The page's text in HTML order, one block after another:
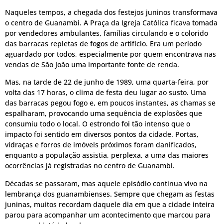
Naqueles tempos, a chegada dos festejos juninos transformava
o centro de Guanambi. A Praça da Igreja Católica ficava tomada
por vendedores ambulantes, famílias circulando e o colorido
das barracas repletas de fogos de artifício. Era um período
aguardado por todos, especialmente por quem encontrava nas
vendas de São João uma importante fonte de renda.
Mas, na tarde de 22 de junho de 1989, uma quarta-feira, por
volta das 17 horas, o clima de festa deu lugar ao susto. Uma
das barracas pegou fogo e, em poucos instantes, as chamas se
espalharam, provocando uma sequência de explosões que
consumiu todo o local. O estrondo foi tão intenso que o
impacto foi sentido em diversos pontos da cidade. Portas,
vidraças e forros de imóveis próximos foram danificados,
enquanto a população assistia, perplexa, a uma das maiores
ocorrências já registradas no centro de Guanambi.
Décadas se passaram, mas aquele episódio continua vivo na
lembrança dos guanambienses. Sempre que chegam as festas
juninas, muitos recordam daquele dia em que a cidade inteira
parou para acompanhar um acontecimento que marcou para